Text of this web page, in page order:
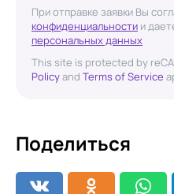
При отправке заявки Вы
конфиденциальности и
персональных данных
This site is protected by
Policyand Terms of Service
Поделиться